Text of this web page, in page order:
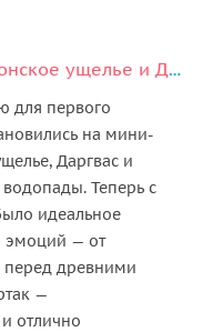
Мини-тур по Осетии — Кармадонское ущелье и Даргавс
для первого
на мини-
Даргвас и
Теперь с
идеальное
эмоций — от
перед древними
—
отлично